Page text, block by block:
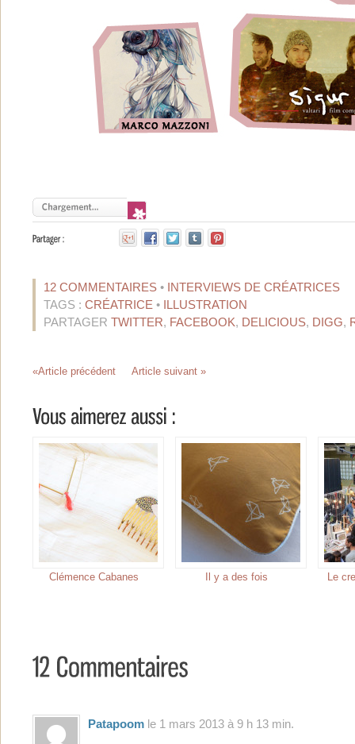
12 COMMENTAIRES • INTERVIEWS DE CRÉATRICES
TAGS : CRÉATRICE • ILLUSTRATION
PARTAGER TWITTER, FACEBOOK, DELICIOUS, DIGG,
«Article précédent Article suivant »
Clémence Cabanes Il y a des fois Le
Patapoom le 1 mars 2013 à 9 h 13 min.